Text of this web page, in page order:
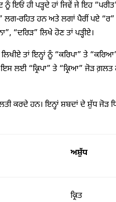
ਇਓਂ ਹੀ ਪੜ੍ਹਦੇ ਹਾਂ ਜਿਵੇਂ ਜੇ ਇਹ
ਲਗ-ਰਹਿਤ ਹਨ ਅਤੇ ਲਗਾਂ ਪੈਰੀਂ ਪਏ
“ਦਰਿੜ” ਲਿਖੇ ਹੋਣ ਤਾਂ ਪੜ੍ਹੀਏ।
ਤਾਂ ਇਨ੍ਹਾਂ ਨੂੰ “ਕਰਿਪਾ” ਤੇ “ਕਰਿਆ”
ਇਸ ਲਈ “ਕ੍ਰਿਪਾ” ਤੇ “ਕ੍ਰਿਆ” ਜੋੜ
ਕਰਦੇ ਹਨ। ਇਨ੍ਹਾਂ ਸ਼ਬਦਾਂ ਦੇ ਸ਼ੁੱਧ ਜੋੜ
ਅਸ਼ੁੱਧ
ਕ੍ਰਿਤ